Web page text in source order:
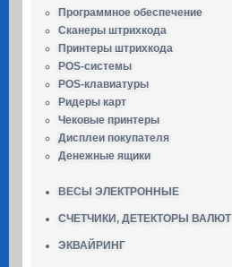
Программное обеспечение
Сканеры штрихкода
Принтеры штрихкода
POS-системы
POS-клавиатуры
Ридеры карт
Чековые принтеры
Дисплеи покупателя
Денежные ящики
ВЕСЫ ЭЛЕКТРОННЫЕ
СЧЕТЧИКИ, ДЕТЕКТОРЫ ВАЛЮТ
ЭКВАЙРИНГ